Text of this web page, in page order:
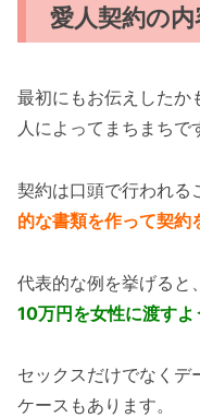
愛人契約の
最初にもお伝えしたか
人によってまちまちで
契約は口頭で行われる
的な書類を作って契約
代表的な例を挙げると
10万円を女性に渡す
セックスだけでなくデ
ケースもあります。